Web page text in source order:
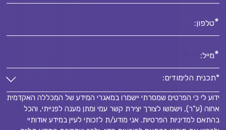
טלפון:*
מייל:*
*תכנית הלימודים:
*
*תכנית הלימודים:
ידוע לי כי הפרטים שמסרתי יישמרו במאגרי המידע של המכללה האקדמית
אחוה (ע"ר), וישמשו לצורך יצירת קשר עמי ומתן מענה לפנייתי, והכל
בהתאם למדיניות הפרטיות. אני מודע/ת לזכותי לעיין במידע אודותיי